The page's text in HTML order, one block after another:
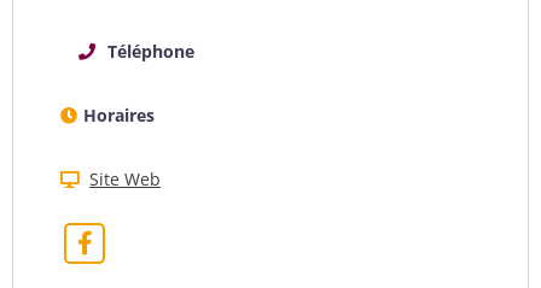
Téléphone
Horaires
Site Web